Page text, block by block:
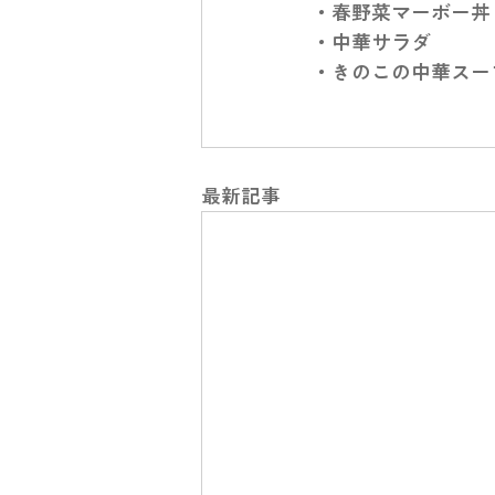
・春野菜マーボー丼
・中華サラダ
・きのこの中華スー
最新記事